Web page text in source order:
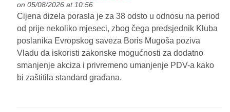
on 05/08/2026 at 10:56
Cijena dizela porasla je za 38 odsto u odnosu na period
od prije nekoliko mjeseci, zbog čega predsjednik Kluba
poslanika Evropskog saveza Boris Mugoša poziva
Vladu da iskoristi zakonske mogućnosti za dodatno
smanjenje akciza i privremeno umanjenje PDV-a kako
bi zaštitila standard građana.